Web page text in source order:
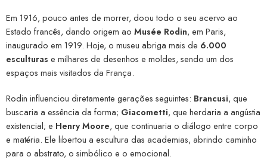
Em 1916, pouco antes de morrer, doou todo o seu acervo ao
Estado francês, dando origem ao Musée Rodin, em Paris,
inaugurado em 1919. Hoje, o museu abriga mais de 6.000
esculturas e milhares de desenhos e moldes, sendo um dos
espaços mais visitados da França.
Rodin influenciou diretamente gerações seguintes: Brancusi, que
buscaria a essência da forma; Giacometti, que herdaria a angústia
existencial; e Henry Moore, que continuaria o diálogo entre corpo
e matéria. Ele libertou a escultura das academias, abrindo caminho
para o abstrato, o simbólico e o emocional.